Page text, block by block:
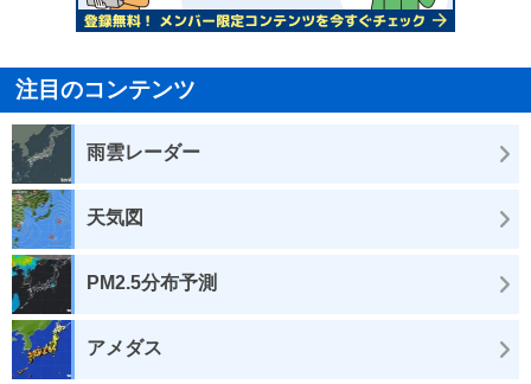
注目のコンテンツ
雨雲レーダー
天気図
PM2.5分布予測
アメダス